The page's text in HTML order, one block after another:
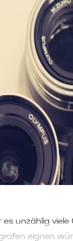
unzählig viele
eignen